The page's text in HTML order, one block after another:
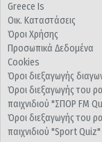
Greece Is
Οικ. Καταστάσεις
Όροι Χρήσης
Προσωπικά Δεδομένα
Cookies
Όροι διεξαγωγής
Όροι διεξαγωγής του
παιχνιδιού "ΣΠΟΡ FM
Όροι διεξαγωγής του
παιχνιδιού "Sport Quiz"